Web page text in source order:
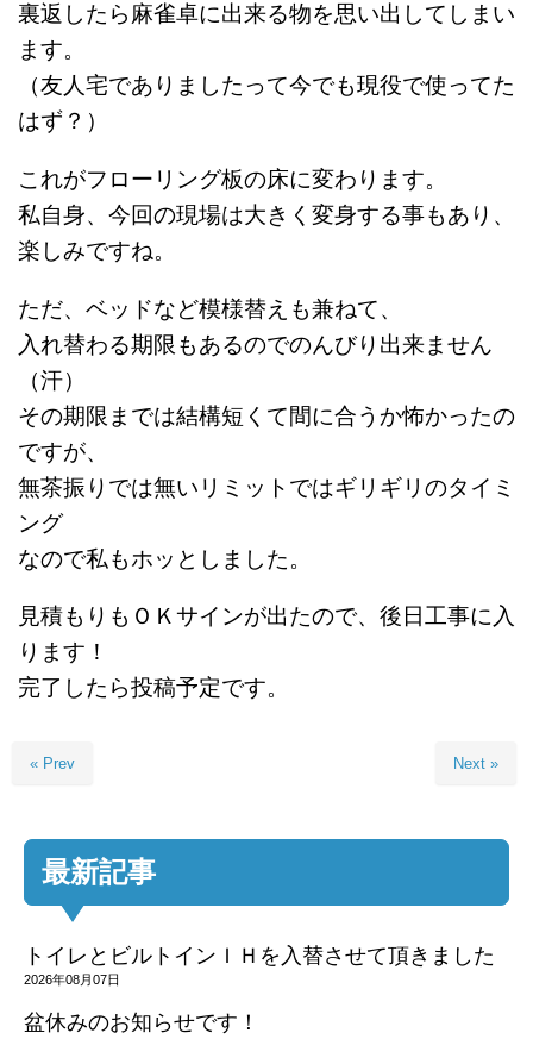
裏返したら麻雀卓に出来る物を思い出してしまい
ます。
（友人宅でありましたって今でも現役で使ってた
はず？）
これがフローリング板の床に変わります。
私自身、今回の現場は大きく変身する事もあり、
楽しみですね。
ただ、ベッドなど模様替えも兼ねて、
入れ替わる期限もあるのでのんびり出来ません
（汗）
その期限までは結構短くて間に合うか怖かったの
ですが、
無茶振りでは無いリミットではギリギリのタイミ
ング
なので私もホッとしました。
見積もりもＯＫサインが出たので、後日工事に入
ります！
完了したら投稿予定です。
« Prev Next »
最新記事
トイレとビルトインＩＨを入替させて頂きました
2026年08月07日
盆休みのお知らせです！